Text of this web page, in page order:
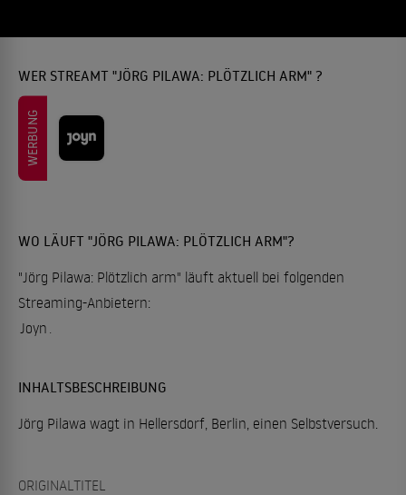
WER STREAMT "JÖRG PILAWA: PLÖTZLICH ARM" ?
WERBUNG
WO LÄUFT "JÖRG PILAWA: PLÖTZLICH ARM"?
"Jörg Pilawa: Plötzlich arm" läuft aktuell bei folgenden
Streaming-Anbietern:
Joyn .
INHALTSBESCHREIBUNG
Jörg Pilawa wagt in Hellersdorf, Berlin, einen Selbstversuch.
ORIGINALTITEL